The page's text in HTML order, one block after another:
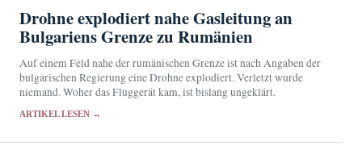
Drohne explodiert nahe Gasleitung an
Bulgariens Grenze zu Rumänien
Auf einem Feld nahe der rumänischen Grenze ist nach Angaben der
bulgarischen Regierung eine Drohne explodiert. Verletzt wurde
niemand. Woher das Fluggerät kam, ist bislang ungeklärt.
ARTIKEL LESEN →